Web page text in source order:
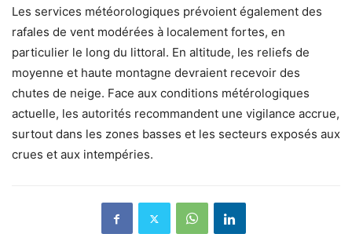
Les services météorologiques prévoient également des
rafales de vent modérées à localement fortes, en
particulier le long du littoral. En altitude, les reliefs de
moyenne et haute montagne devraient recevoir des
chutes de neige. Face aux conditions métérologiques
actuelle, les autorités recommandent une vigilance accrue,
surtout dans les zones basses et les secteurs exposés aux
crues et aux intempéries.